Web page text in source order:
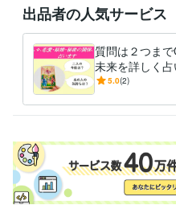
に関するお話の傾聴&助言
お仕
悩み相談 傾聴 チャット 話し相
恋愛
占い タロット占いでもやもやし
タロット占い チャット 自己分析
出品者の人気サービス
質問は２つま
未来を詳しく
い・交際中・
なく
5.0(2)